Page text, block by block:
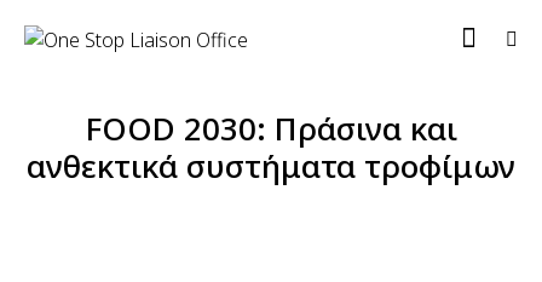
FOOD 2030: Πράσινα και
ανθεκτικά συστήματα τροφίμων